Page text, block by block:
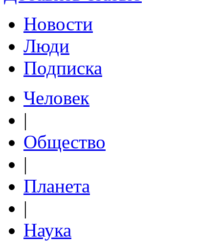
Новости
Люди
Подписка
Человек
|
Общество
|
Планета
|
Наука